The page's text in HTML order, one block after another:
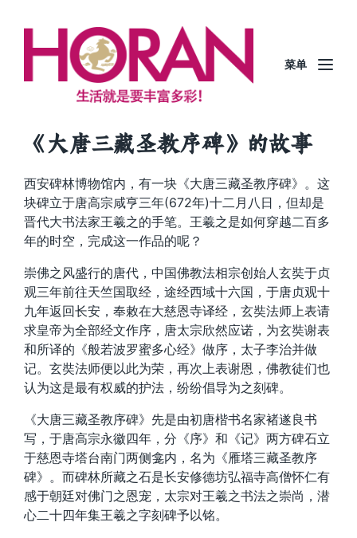
菜单
《大唐三藏圣教序碑》的故事
西安碑林博物馆内，有一块《大唐三藏圣教序碑》。这
块碑立于唐高宗咸亨三年(672年)十二月八日，但却是
晋代大书法家王羲之的手笔。王羲之是如何穿越二百多
年的时空，完成这一作品的呢？
崇佛之风盛行的唐代，中国佛教法相宗创始人玄奘于贞
观三年前往天竺国取经，途经西域十六国，于唐贞观十
九年返回长安，奉敕在大慈恩寺译经，玄奘法师上表请
求皇帝为全部经文作序，唐太宗欣然应诺，为玄奘谢表
和所译的《般若波罗蜜多心经》做序，太子李治并做
记。玄奘法师便以此为荣，再次上表谢恩，佛教徒们也
认为这是最有权威的护法，纷纷倡导为之刻碑。
《大唐三藏圣教序碑》先是由初唐楷书名家褚遂良书
写，于唐高宗永徽四年，分《序》和《记》两方碑石立
于慈恩寺塔台南门两侧龛内，名为《雁塔三藏圣教序
碑》。而碑林所藏之石是长安修德坊弘福寺高僧怀仁有
感于朝廷对佛门之恩宠，太宗对王羲之书法之崇尚，潜
心二十四年集王羲之字刻碑予以铭。